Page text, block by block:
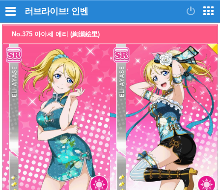
러브라이브! 인벤
No.375 아야세 에리 (絢瀬絵里)